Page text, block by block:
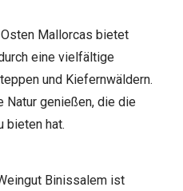
Mallorcas bietet
eine vielfältige
und Kiefernwäldern.
Natur genießen, die die
bieten hat.
Binissalem ist